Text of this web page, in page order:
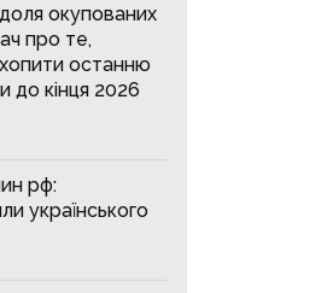
окупованих
про те,
останню
до кінця 2026
рф:
українського